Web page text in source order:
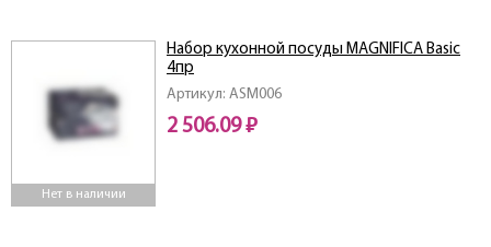
Нет в наличии
Артикул: ASM006
Набор кухонной посуды MAGNIFICA Basic
4пр
2 506.09 ₽